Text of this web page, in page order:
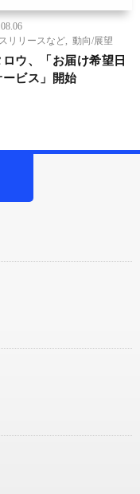
リリースなど
動向/展望
ウ、「お届け希望日
ビス」開始